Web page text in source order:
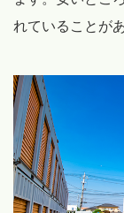
れていることが